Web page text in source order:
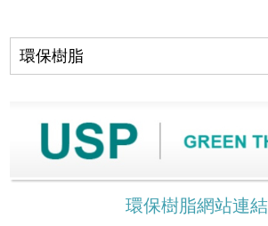
環保樹脂
環保樹脂網站連結